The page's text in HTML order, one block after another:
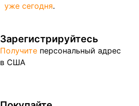
уже сегодня.
Зарегистрируйтесь
Получите персональный адрес
в США